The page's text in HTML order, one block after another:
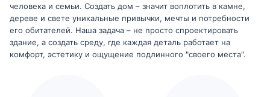
человека и семьи. Создать дом – значит воплотить в камне,
дереве и свете уникальные привычки, мечты и потребности
его обитателей. Наша задача – не просто спроектировать
здание, а создать среду, где каждая деталь работает на
комфорт, эстетику и ощущение подлинного "своего места".